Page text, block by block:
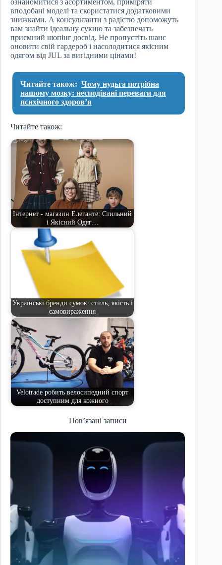
вподобані моделі та скористатися додатковими
знижками. А консультанти з радістю допоможуть
вам знайти ідеальну сукню та забезпечать
приємний шопінг досвід. Не пропустіть шанс
оновити свій гардероб і насолодитися якісним
одягом від JUL за вигідними цінами!
Читайте також: Чому нудьга потрібна
нашому мозку: несподівані переваги для
психічного здоров’я
Читайте також:
Інтернет - магазин Елеганте: Стильний
і Якісний Одяг…
Українські бренди сумок: стиль, якість і
самовираження
Velotrade робить велосипедний спорт
доступним для кожного
Пов’язані записи